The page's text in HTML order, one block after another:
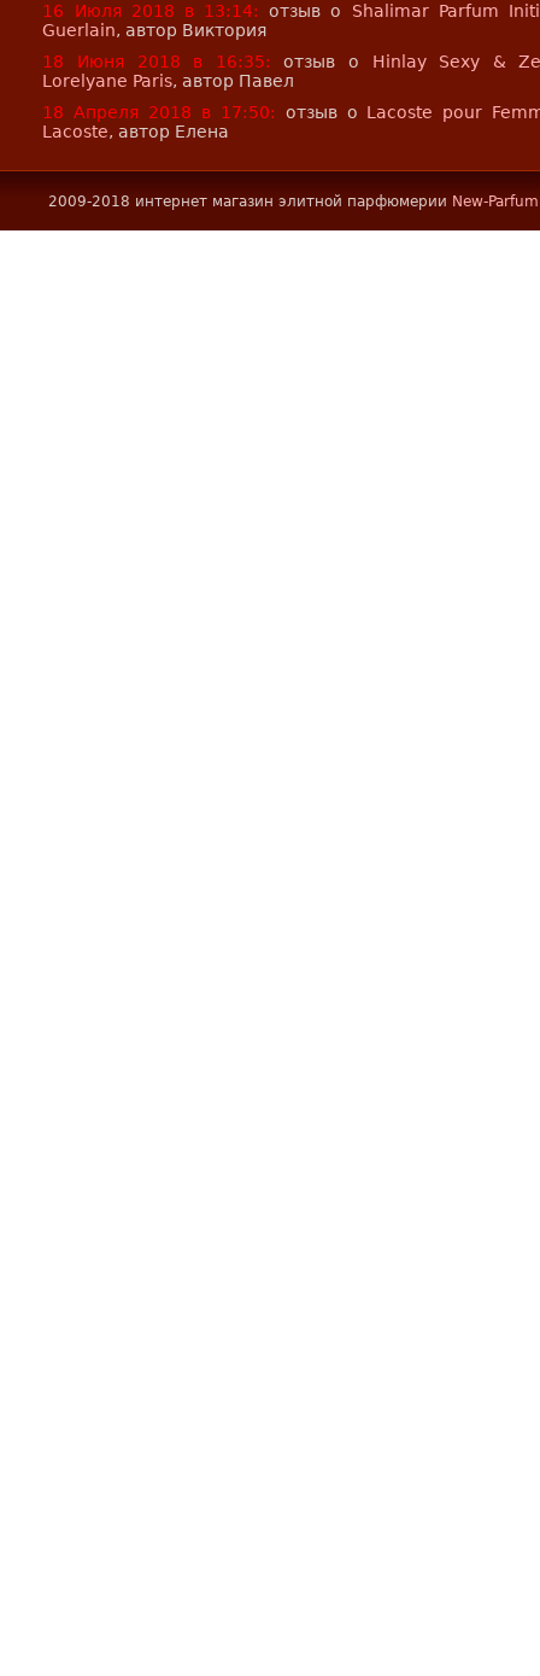
16 Июля 2018 в 13:14:
отзыв о Shalimar Parfum
Guerlain, автор Виктория
18 Июня 2018 в 16:35:
отзыв о Hinlay Sexy &
Lorelyane Paris, автор Павел
18 Апреля 2018 в 17:50:
отзыв о Lacoste pour
Lacoste, автор Елена
2009-2018 интернет магазин элитной парфюмерии New-